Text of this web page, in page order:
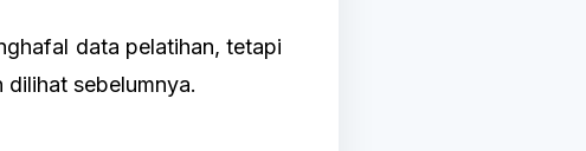
data pelatihan, tetapi
sebelumnya.